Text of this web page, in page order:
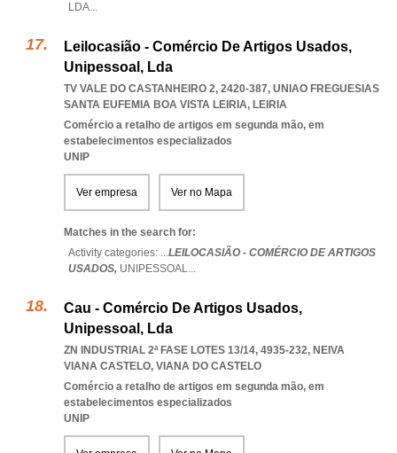
LDA...
Leilocasião - Comércio De Artigos Usados,
Unipessoal, Lda
TV VALE DO CASTANHEIRO 2, 2420-387, UNIAO FREGUESIAS
SANTA EUFEMIA BOA VISTA LEIRIA, LEIRIA
Comércio a retalho de artigos em segunda mão, em
estabelecimentos especializados
UNIP
Ver empresa Ver no Mapa
Matches in the search for:
Activity categories: ...LEILOCASIÃO - COMÉRCIO DE ARTIGOS
USADOS, UNIPESSOAL...
Cau - Comércio De Artigos Usados,
Unipessoal, Lda
ZN INDUSTRIAL 2ª FASE LOTES 13/14, 4935-232, NEIVA
VIANA CASTELO, VIANA DO CASTELO
Comércio a retalho de artigos em segunda mão, em
estabelecimentos especializados
UNIP